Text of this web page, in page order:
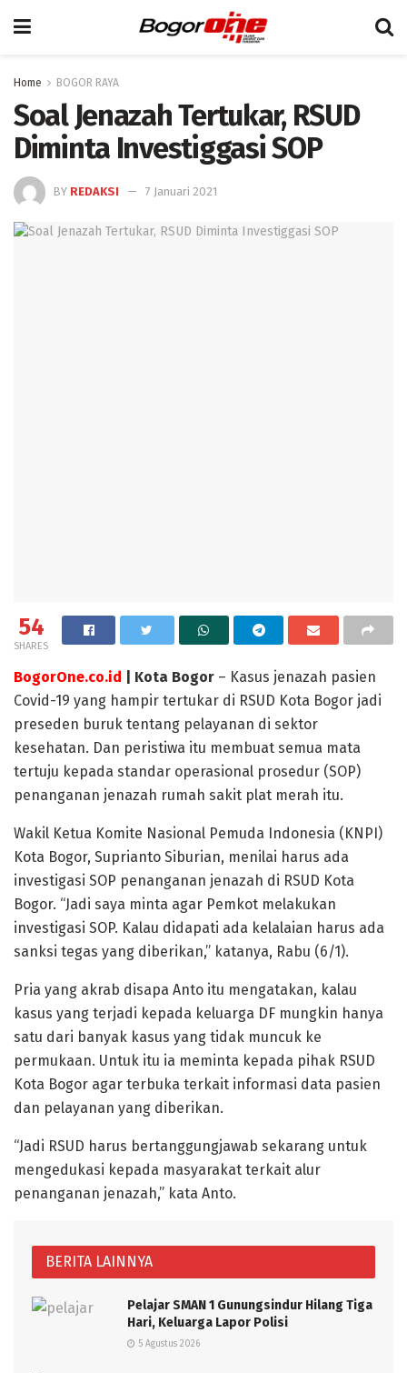
Home BOGOR RAYA
Soal Jenazah Tertukar, RSUD
Diminta Investiggasi SOP
BY REDAKSI 7 Januari 2021
54
SHARES
BogorOne.co.id | Kota Bogor – Kasus jenazah pasien
Covid-19 yang hampir tertukar di RSUD Kota Bogor jadi
preseden buruk tentang pelayanan di sektor
kesehatan. Dan peristiwa itu membuat semua mata
tertuju kepada standar operasional prosedur (SOP)
penanganan jenazah rumah sakit plat merah itu.
Wakil Ketua Komite Nasional Pemuda Indonesia (KNPI)
Kota Bogor, Suprianto Siburian, menilai harus ada
investigasi SOP penanganan jenazah di RSUD Kota
Bogor. “Jadi saya minta agar Pemkot melakukan
investigasi SOP. Kalau didapati ada kelalaian harus ada
sanksi tegas yang diberikan,” katanya, Rabu (6/1).
Pria yang akrab disapa Anto itu mengatakan, kalau
kasus yang terjadi kepada keluarga DF mungkin hanya
satu dari banyak kasus yang tidak muncuk ke
permukaan. Untuk itu ia meminta kepada pihak RSUD
Kota Bogor agar terbuka terkait informasi data pasien
dan pelayanan yang diberikan.
“Jadi RSUD harus bertanggungjawab sekarang untuk
mengedukasi kepada masyarakat terkait alur
penanganan jenazah,” kata Anto.
BERITA LAINNYA
Pelajar SMAN 1 Gunungsindur Hilang Tiga
Hari, Keluarga Lapor Polisi
5 Agustus 2026